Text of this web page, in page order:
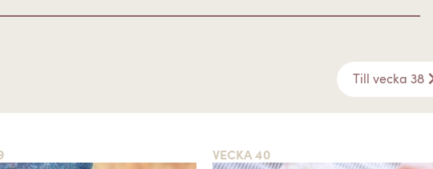
Till vecka 38
VECKA 40